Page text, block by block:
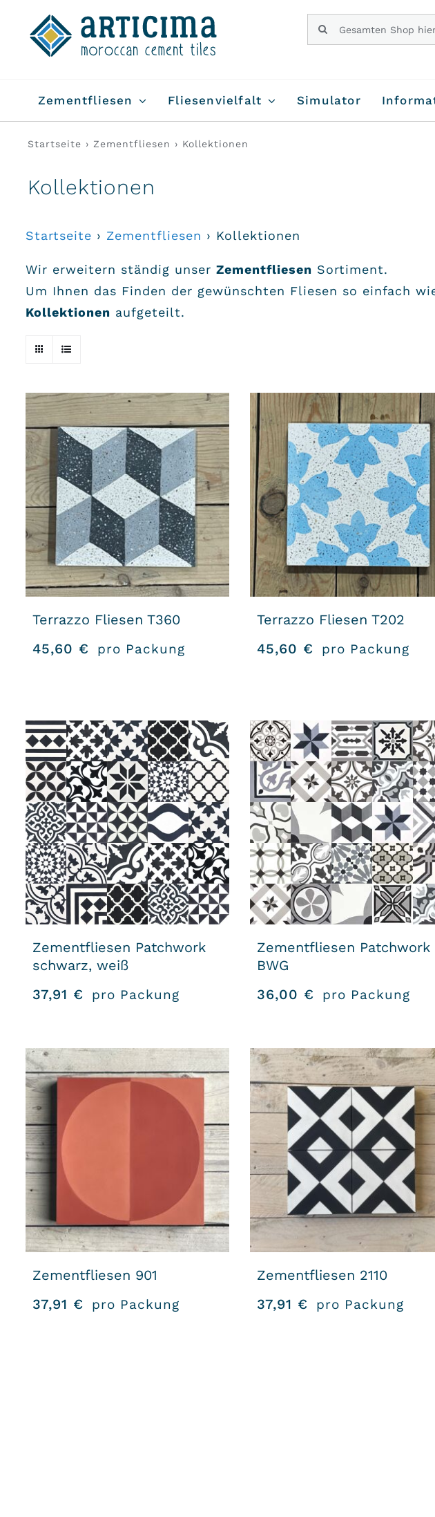
content
Suche
nach:
Zementfliesen Fliesenvielfalt Simulator
Startseite › Zementfliesen › Kollektionen
Kollektionen
Startseite › Zementfliesen › Kollektionen
Wir erweitern ständig unser Zementfliesen Sortiment.
Um Ihnen das Finden der gewünschten Fliesen so einfach
Kollektionen aufgeteilt.
Terrazzo Fliesen T360
45,60 € pro Packung
Terrazzo Fliesen T202
45,60 € pro Packung
Zementfliesen Patchwork
schwarz, weiß
37,91 € pro Packung
Zementfliesen Patchwork
BWG
36,00 € pro Packung
Zementfliesen 901
37,91 € pro Packung
Zementfliesen 2110
37,91 € pro Packung